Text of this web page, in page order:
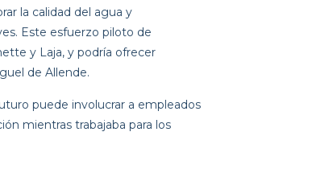
la calidad del agua y
Este esfuerzo piloto de
y Laja, y podría ofrecer
de Allende.
puede involucrar a empleados
mientras trabajaba para los